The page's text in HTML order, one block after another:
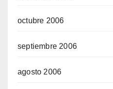
octubre 2006
septiembre 2006
agosto 2006